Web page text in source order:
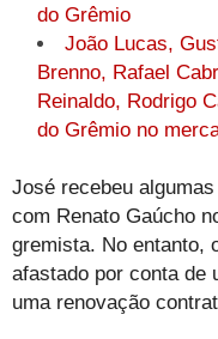
do Grêmio
João Lucas,
Brenno, Rafael
Reinaldo, Rodrigo
do Grêmio no
José recebeu
com Renato Gaúcho
gremista. No entanto,
afastado por conta de
uma renovação